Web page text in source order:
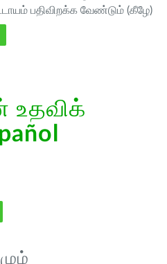
பதிவிறக்க வேண்டும் (கீழே)
உதவிக்